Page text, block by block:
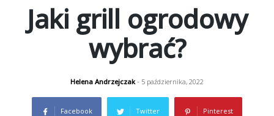
Jaki grill ogrodowy
wybrać?
Helena Andrzejczak- 5 października, 2022
Facebook Twitter Pinterest